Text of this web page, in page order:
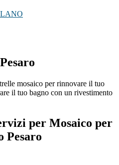
mosaico per rinnovare il tuo
il tuo bagno con un rivestimento
per Mosaico per
Pesaro